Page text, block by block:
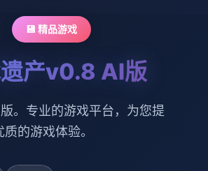
💾 精品游戏
产v0.8 AI版
。专业的游戏平台，为您提
质的游戏体验。